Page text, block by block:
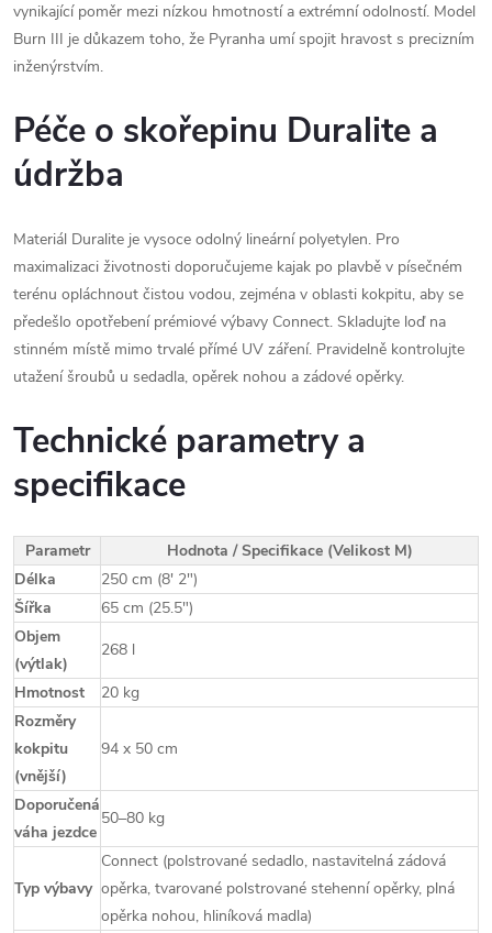
vynikající poměr mezi nízkou hmotností a extrémní odolností. Model
Burn III je důkazem toho, že Pyranha umí spojit hravost s precizním
inženýrstvím.
Péče o skořepinu Duralite a
údržba
Materiál Duralite je vysoce odolný lineární polyetylen. Pro
maximalizaci životnosti doporučujeme kajak po plavbě v písečném
terénu opláchnout čistou vodou, zejména v oblasti kokpitu, aby se
předešlo opotřebení prémiové výbavy Connect. Skladujte loď na
stinném místě mimo trvalé přímé UV záření. Pravidelně kontrolujte
utažení šroubů u sedadla, opěrek nohou a zádové opěrky.
Technické parametry a
specifikace
Parametr
Hodnota / Specifikace (Velikost M)
Délka
250 cm (8' 2")
Šířka
65 cm (25.5")
Objem
(výtlak)
268 l
Hmotnost
20 kg
Rozměry
kokpitu
(vnější)
94 x 50 cm
Doporučená
váha jezdce
50–80 kg
Typ výbavy
Connect (polstrované sedadlo, nastavitelná zádová
opěrka, tvarované polstrované stehenní opěrky, plná
opěrka nohou, hliníková madla)